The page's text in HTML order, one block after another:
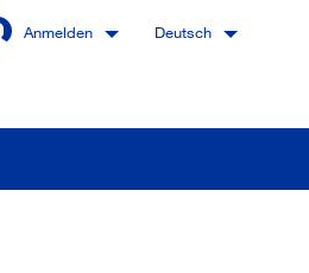
Anmelden Deutsch